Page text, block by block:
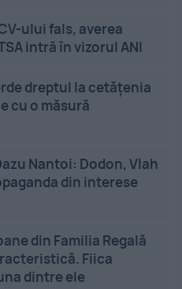
ului fals, averea
intră în vizorul ANI
dreptul la cetățenia
cu o măsură
Nantoi: Dodon, Vlah
din interese
din Familia Regală
Fiica
dintre ele